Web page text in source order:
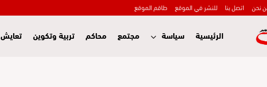
نحن اتصل بنا للنشر في الموقع طاقم الموقع
الرئيسية سياسة مجتمع محاكم تربية وتكوين تعايش